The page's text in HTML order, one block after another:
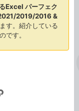
Excel パーフェク
2019/2016 &
す。紹介している
です。